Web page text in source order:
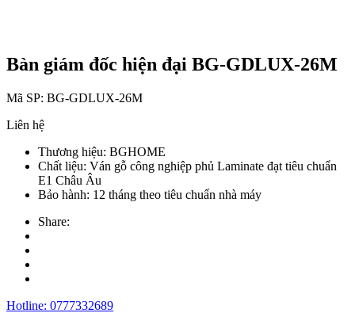
Bàn giám đốc hiện đại BG-GDLUX-26M
Mã SP: BG-GDLUX-26M
Liên hệ
Thương hiệu: BGHOME
Chất liệu: Ván gỗ công nghiệp phủ Laminate đạt tiêu chuẩn
E1 Châu Âu
Bảo hành: 12 tháng theo tiêu chuẩn nhà máy
Share:
Hotline: 0777332689